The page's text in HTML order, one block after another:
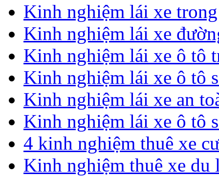
Kinh nghiệm lái xe
Kinh nghiệm lái xe
Kinh nghiệm lái xe ô tô
Kinh nghiệm lái xe ô tô
Kinh nghiệm lái xe an
Kinh nghiệm lái xe ô tô
4 kinh nghiệm thuê xe
Kinh nghiệm thuê xe du